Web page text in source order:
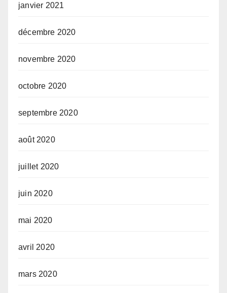
janvier 2021
décembre 2020
novembre 2020
octobre 2020
septembre 2020
août 2020
juillet 2020
juin 2020
mai 2020
avril 2020
mars 2020